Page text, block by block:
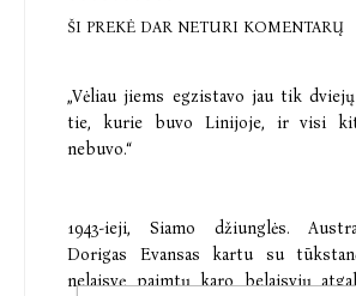
ŠI PREKĖ DAR NETURI KOMENTARŲ
„Vėliau jiems egzistavo jau tik
tie, kurie buvo Linijoje, ir visi
nebuvo.“
1943-ieji, Siamo džiunglės.
Dorigas Evansas kartu su
nelaisvę paimtų karo belaisvių